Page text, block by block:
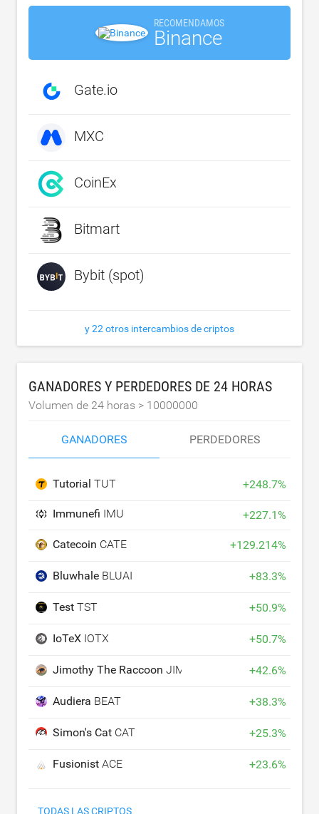
RECOMENDAMOS
Binance
Gate.io
MXC
CoinEx
Bitmart
Bybit (spot)
y 22 otros intercambios de criptos
GANADORES Y PERDEDORES DE 24 HORAS
Volumen de 24 horas > 10000000
GANADORES PERDEDORES
Tutorial TUT +248.7%
Immunefi IMU +227.1%
Catecoin CATE +129.214%
Bluwhale BLUAI +83.3%
Test TST +50.9%
IoTeX IOTX +50.7%
Jimothy The Raccoon JIMOTHY +42.6%
Audiera BEAT +38.3%
Simon's Cat CAT +25.3%
Fusionist ACE +23.6%
TODAS LAS CRIPTOS